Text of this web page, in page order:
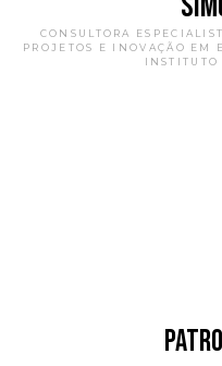
CONSULTORA
PROJETOS E INOVAÇÃO EM
INSTITUTO